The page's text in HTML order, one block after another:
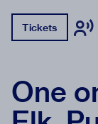
Tickets
One